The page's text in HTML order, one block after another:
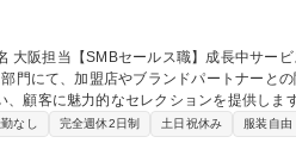
力的なセレクションを提供します。 ■営業チーム
ンサイト抽出 ■加盟店別・地域別の指標分
なし 完全週休2日制 土日祝休み 服装自由